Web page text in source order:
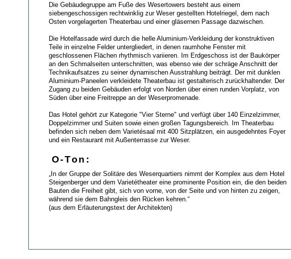
Die Gebäudegruppe am Fuße des Wesertowers besteht aus einem
siebengeschossigen rechtwinklig zur Weser gestellten Hotelriegel, dem nach
Osten vorgelagerten Theaterbau und einer gläsernen Passage dazwischen.
Die Hotelfassade wird durch die helle Aluminium-Verkleidung der konstruktiven
Teile in einzelne Felder untergliedert, in denen raumhohe Fenster mit
geschlossenen Flächen rhythmisch variieren. Im Erdgeschoss ist der Baukörper
an den Schmalseiten unterschnitten, was ebenso wie der schräge Anschnitt der
Technikaufsatzes zu seiner dynamischen Ausstrahlung beiträgt. Der mit dunklen
Aluminium-Paneelen verkleidete Theaterbau ist gestalterisch zurückhaltender. Der
Zugang zu beiden Gebäuden erfolgt von Norden über einen runden Vorplatz, von
Süden über eine Freitreppe an der Weserpromenade.
Das Hotel gehört zur Kategorie "Vier Sterne" und verfügt über 140 Einzelzimmer,
Doppelzimmer und Suiten sowie einen großen Tagungsbereich. Im Theaterbau
befinden sich neben dem Varietésaal mit 400 Sitzplätzen, ein ausgedehntes Foyer
und ein Restaurant mit Außenterrasse zur Weser.
O-Ton:
„In der Gruppe der Solitäre des Weserquartiers nimmt der Komplex aus dem Hotel
Steigenberger und dem Varietétheater eine prominente Position ein, die den beiden
Bauten die Freiheit gibt, sich von vorne, von der Seite und von hinten zu zeigen,
während sie dem Bahngleis den Rücken kehren.“
(aus dem Erläuterungstext der Architekten)